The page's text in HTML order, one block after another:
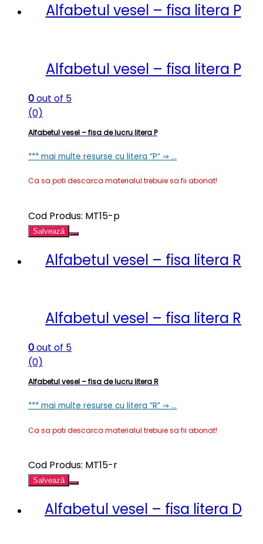
Alfabetul vesel – fisa litera P
Alfabetul vesel – fisa litera P
0out of 5
(0)
Alfabetul vesel – fisa de lucru litera P
*** mai multe resurse cu litera “P” ⇒ …
Ca sa poti descarca materialul trebuie sa fii abonat!
Cod Produs: MT15-p
Salvează
Alfabetul vesel – fisa litera R
Alfabetul vesel – fisa litera R
0out of 5
(0)
Alfabetul vesel – fisa de lucru litera R
*** mai multe resurse cu litera “R” ⇒ …
Ca sa poti descarca materialul trebuie sa fii abonat!
Cod Produs: MT15-r
Salvează
Alfabetul vesel – fisa litera D